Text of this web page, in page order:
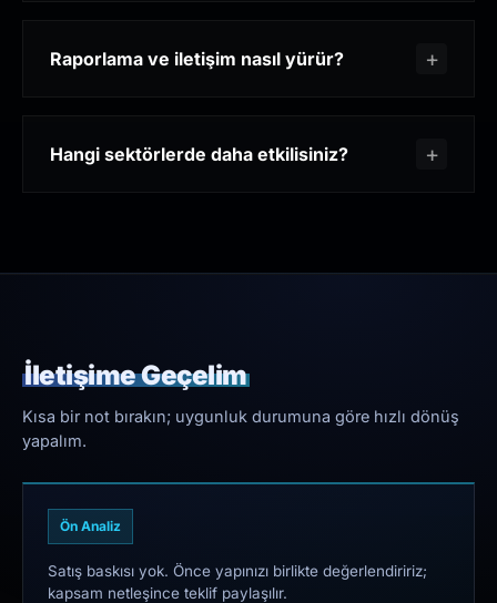
Raporlama ve iletişim nasıl yürür?
Hangi sektörlerde daha etkilisiniz?
İletişime Geçelim
Kısa bir not bırakın; uygunluk durumuna göre hızlı dönüş
yapalım.
Ön Analiz
Satış baskısı yok. Önce yapınızı birlikte değerlendiririz;
kapsam netleşince teklif paylaşılır.